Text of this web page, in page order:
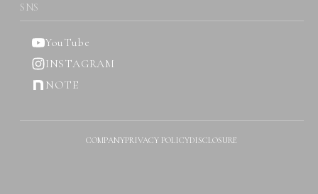
SNS
YouTube
INSTAGRAM
NOTE
COMPANYPRIVACY POLICYDISCLOSURE